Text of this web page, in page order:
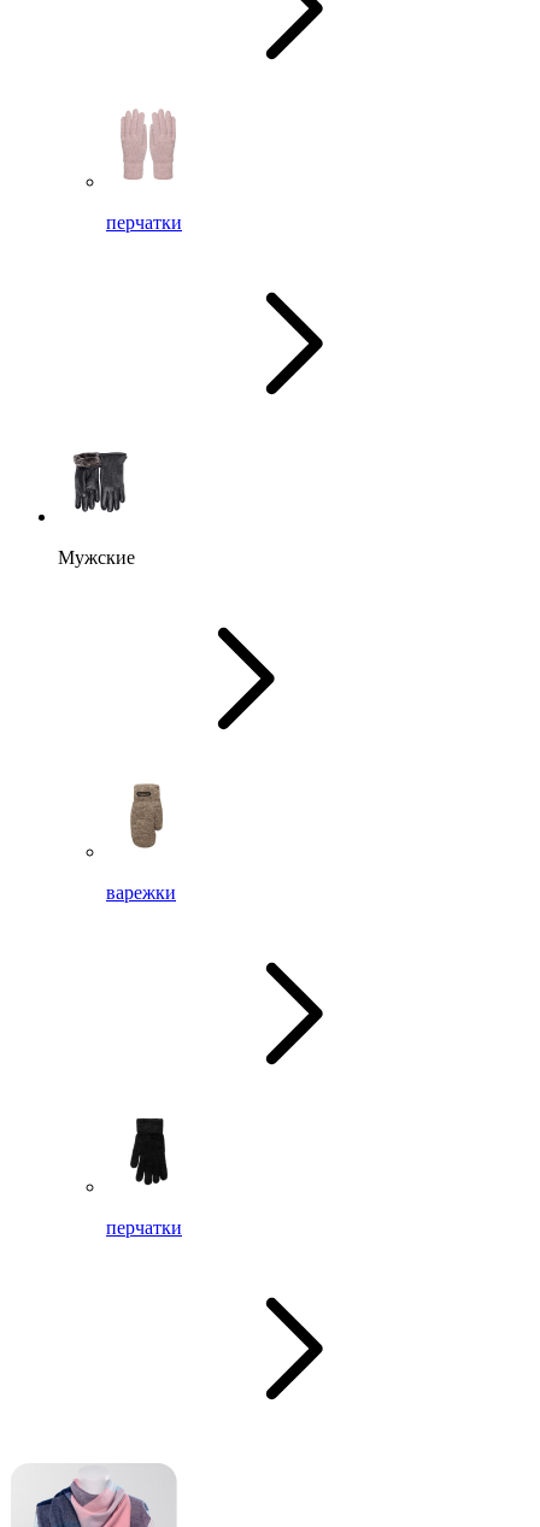
перчатки
Мужские
варежки
перчатки